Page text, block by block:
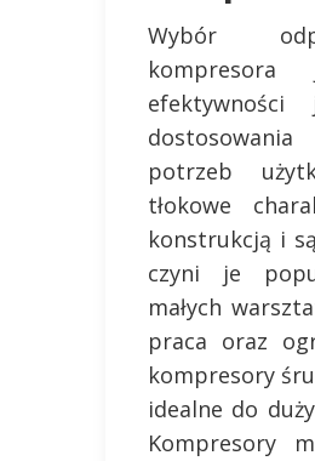
Wybór
efektywności
potrzeb
tłokowe
konstrukcją i
czyni je
małych
praca oraz
kompresory
idealne do
Kompresory